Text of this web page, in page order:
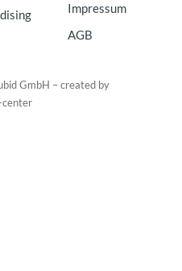
Impressum
AGB
GmbH – created by